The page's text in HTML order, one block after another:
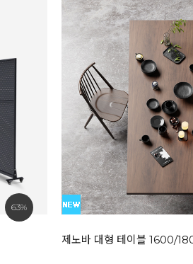
63%
제노바 대형 테이블 1600/